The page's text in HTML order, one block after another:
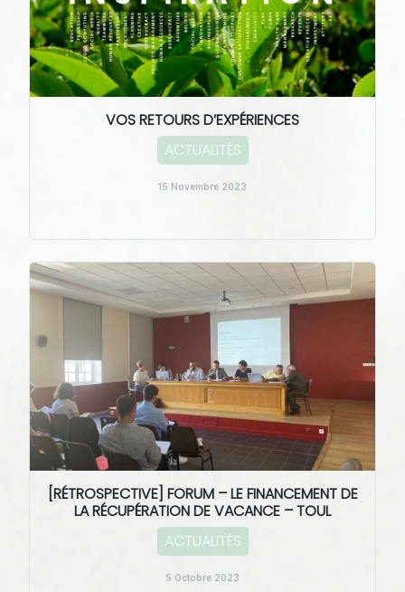
VOS RETOURS D’EXPÉRIENCES
ACTUALITÉS
15 Novembre 2023
[RÉTROSPECTIVE] FORUM – LE FINANCEMENT DE
LA RÉCUPÉRATION DE VACANCE – TOUL
ACTUALITÉS
5 Octobre 2023